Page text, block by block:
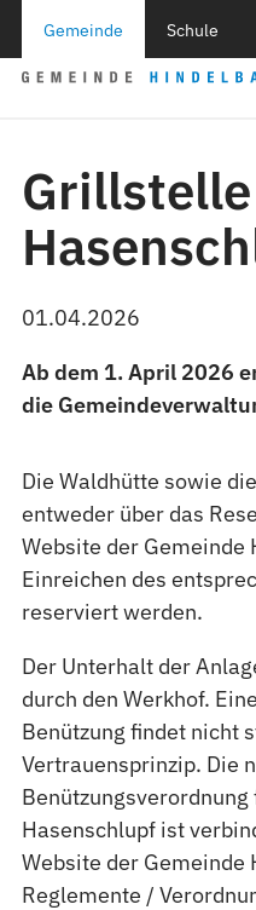
Gemeinde Schule
Grillstelle
01.04.2026
Ab dem 1. April 2026
die
Die Waldhütte sowie
entweder über das
Website der Gemeinde
Einreichen des
reserviert werden.
Der Unterhalt der
durch den Werkhof.
Benützung findet nicht
Vertrauensprinzip. Die
Hasenschlupf ist
Website der Gemeinde
Reglemente /